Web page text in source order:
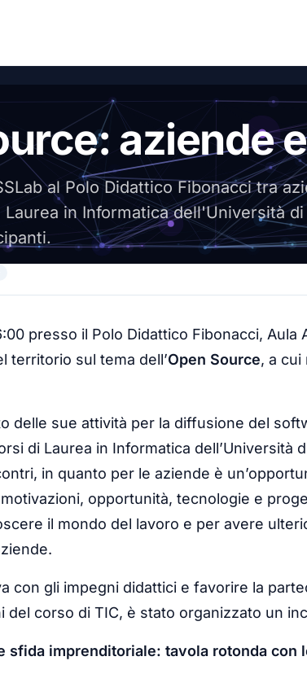
SI INCONTRANO
aziende
al Polo Didattico Fibonacci tra
in Informatica dell'Università di
presso il Polo Didattico Fibonacci, Aula
territorio sul tema dell’Open Source, a cui
delle sue attività per la diffusione del
di Laurea in Informatica dell’Università
in quanto per le aziende è
opportunità, tecnologie e
il mondo del lavoro e per avere
con gli impegni didattici e favorire la
del corso di TIC, è stato organizzato un
sfida imprenditoriale: tavola rotonda con